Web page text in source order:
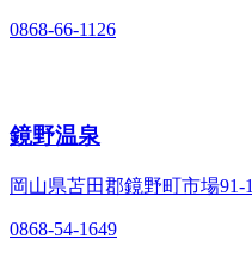
0868-66-1126
鏡野温泉
岡山県苫田郡鏡野町市場91-1
0868-54-1649